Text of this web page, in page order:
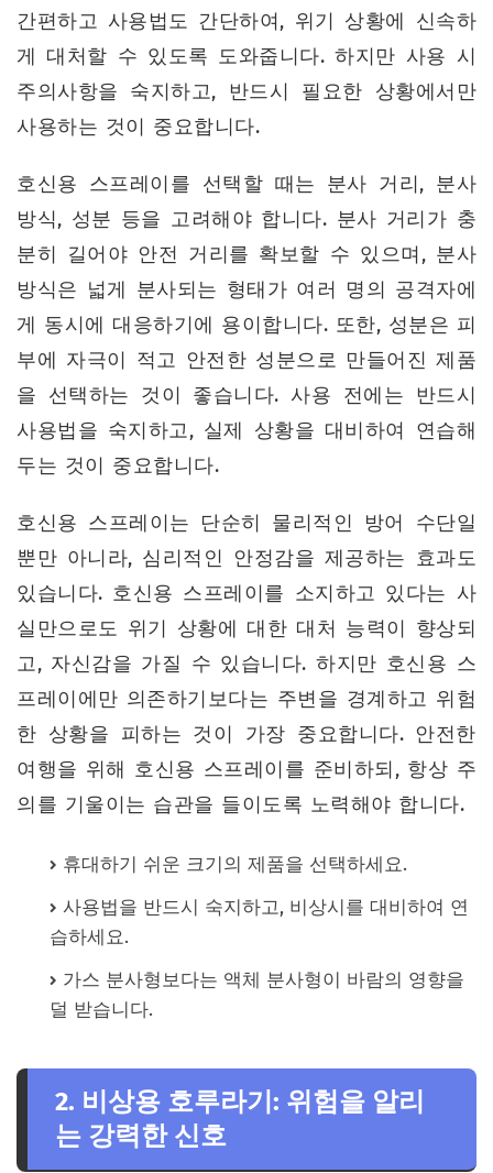
간편하고 사용법도 간단하여, 위기 상황에 신속하
게 대처할 수 있도록 도와줍니다. 하지만 사용 시
주의사항을 숙지하고, 반드시 필요한 상황에서만
사용하는 것이 중요합니다.
호신용 스프레이를 선택할 때는 분사 거리, 분사
방식, 성분 등을 고려해야 합니다. 분사 거리가 충
분히 길어야 안전 거리를 확보할 수 있으며, 분사
방식은 넓게 분사되는 형태가 여러 명의 공격자에
게 동시에 대응하기에 용이합니다. 또한, 성분은 피
부에 자극이 적고 안전한 성분으로 만들어진 제품
을 선택하는 것이 좋습니다. 사용 전에는 반드시
사용법을 숙지하고, 실제 상황을 대비하여 연습해
두는 것이 중요합니다.
호신용 스프레이는 단순히 물리적인 방어 수단일
뿐만 아니라, 심리적인 안정감을 제공하는 효과도
있습니다. 호신용 스프레이를 소지하고 있다는 사
실만으로도 위기 상황에 대한 대처 능력이 향상되
고, 자신감을 가질 수 있습니다. 하지만 호신용 스
프레이에만 의존하기보다는 주변을 경계하고 위험
한 상황을 피하는 것이 가장 중요합니다. 안전한
여행을 위해 호신용 스프레이를 준비하되, 항상 주
의를 기울이는 습관을 들이도록 노력해야 합니다.
휴대하기 쉬운 크기의 제품을 선택하세요.
사용법을 반드시 숙지하고, 비상시를 대비하여 연
습하세요.
가스 분사형보다는 액체 분사형이 바람의 영향을
덜 받습니다.
2. 비상용 호루라기: 위험을 알리
는 강력한 신호